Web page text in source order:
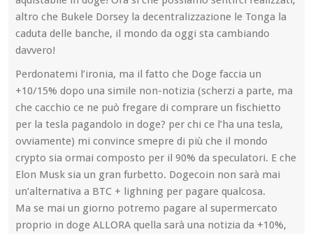
altro che Bukele Dorsey la decentralizzazione le Tonga la
caduta delle banche, il mondo da oggi sta cambiando
davvero!
Perdonatemi l’ironia, ma il fatto che Doge faccia un
+10/15% dopo una simile non-notizia (scherzi a parte, ma
che cacchio ce ne può fregare di comprare un fischietto
per la tesla pagandolo in doge? per chi ce l’ha una tesla,
ovviamente) mi convince smepre di più che il mondo
crypto sia ormai composto per il 90% da speculatori. E che
Elon Musk sia un gran furbetto. Dogecoin non sarà mai
un’alternativa a BTC + lighning per pagare qualcosa.
Ma se mai un giorno potremo pagare al supermercato
proprio in doge ALLORA quella sarà una notizia da +10%,